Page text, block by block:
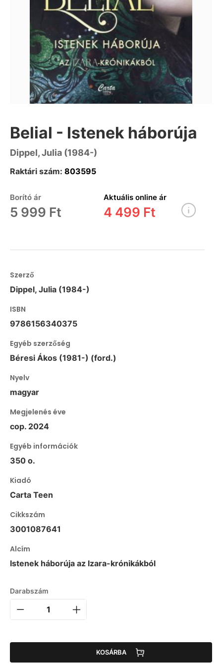
Belial - Istenek háborúja
Dippel, Julia (1984-)
Raktári szám: 803595
Borító ár
5 999 Ft
Aktuális online ár
4 499 Ft
Szerző
Dippel, Julia (1984-)
ISBN
9786156340375
Egyéb szerzőség
Béresi Ákos (1981-) (ford.)
Nyelv
magyar
Megjelenés éve
cop. 2024
Egyéb információk
350 o.
Kiadó
Carta Teen
Cikkszám
3001087641
Alcím
Istenek háborúja az Izara-krónikákból
Darabszám
KOSÁRBA